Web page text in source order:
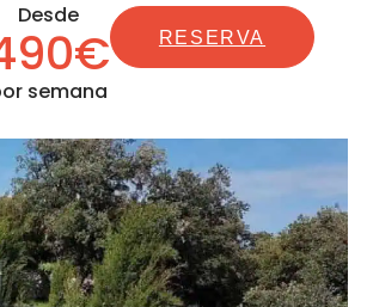
Desde
semana
RESERVA